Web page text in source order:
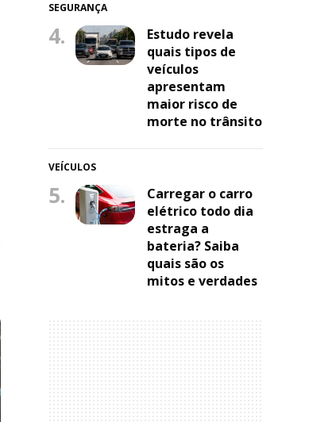
SEGURANÇA
4.
Estudo revela
quais tipos de
veículos
apresentam
maior risco de
morte no trânsito
VEÍCULOS
5.
Carregar o carro
elétrico todo dia
estraga a
bateria? Saiba
quais são os
mitos e verdades